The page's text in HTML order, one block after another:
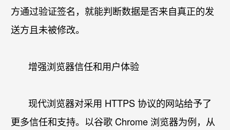
方通过验证签名，就能判断数据是否来自真正的发
送方且未被修改。​
增强浏览器信任和用户体验​
现代浏览器对采用 HTTPS 协议的网站给予了
更多信任和支持。以谷歌 Chrome 浏览器为例，从